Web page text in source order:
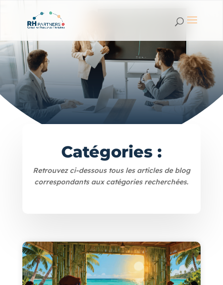
Catégories :
Retrouvez ci-dessous tous les articles de blog
correspondants aux catégories recherchées.